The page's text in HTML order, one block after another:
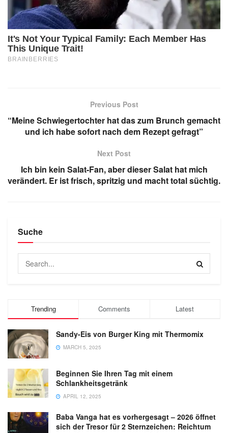
Previous Post
“Meine Schwiegertochter hat das zum Brunch gemacht
und ich habe sofort nach dem Rezept gefragt”
Next Post
Ich bin kein Salat-Fan, aber dieser Salat hat mich
verändert. Er ist frisch, spritzig und macht total süchtig.
Suche
Trending Comments Latest
Sandy-Eis von Burger King mit Thermomix
MARCH 5, 2025
Beginnen Sie Ihren Tag mit einem
Schlankheitsgetränk
APRIL 12, 2025
Baba Vanga hat es vorhergesagt – 2026 öffnet
sich der Tresor für 2 Sternzeichen: Reichtum